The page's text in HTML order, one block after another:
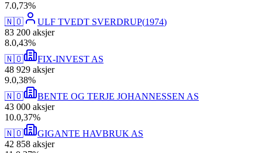
7.0,73%
🇳🇴
ULF TVEDT SVERDRUP(1974)
83 200 aksjer
8.0,43%
🇳🇴
FIX-INVEST AS
48 929 aksjer
9.0,38%
🇳🇴
BENTE OG TERJE JOHANNESSEN AS
43 000 aksjer
10.0,37%
🇳🇴
GIGANTE HAVBRUK AS
42 858 aksjer